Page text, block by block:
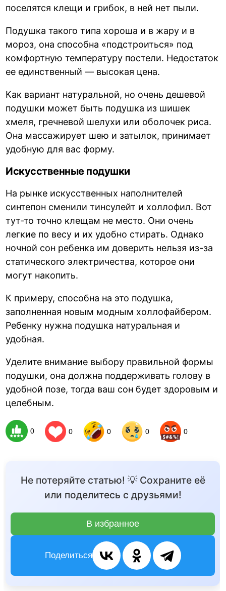
поселятся клещи и грибок, в ней нет пыли.
Подушка такого типа хороша и в жару и в
мороз, она способна «подстроиться» под
комфортную температуру постели. Недостаток
ее единственный — высокая цена.
Как вариант натуральной, но очень дешевой
подушки может быть подушка из шишек
хмеля, гречневой шелухи или оболочек риса.
Она массажирует шею и затылок, принимает
удобную для вас форму.
Искусственные подушки
На рынке искусственных наполнителей
синтепон сменили тинсулейт и холлофил. Вот
тут-то точно клещам не место. Они очень
легкие по весу и их удобно стирать. Однако
ночной сон ребенка им доверить нельзя из-за
статического электричества, которое они
могут накопить.
К примеру, способна на это подушка,
заполненная новым модным холлофайбером.
Ребенку нужна подушка натуральная и
удобная.
Уделите внимание выбору правильной формы
подушки, она должна поддерживать голову в
удобной позе, тогда ваш сон будет здоровым и
целебным.
0 0 0 0 0
Не потеряйте статью! 💡 Сохраните её
или поделитесь с друзьями!
В избранное
Поделиться